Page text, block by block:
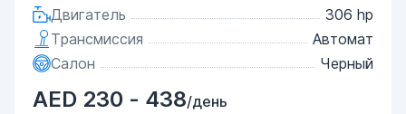
Двигатель
306 hp
Трансмиссия
Автомат
Салон
Черный
AED 230 - 438/день